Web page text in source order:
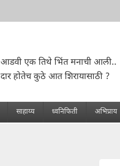
आडवी एक तिथे भिंत मनाची आली..
दार होतेच कुठे आत शिरायासाठी ?
साहाय्य ध्वनिफिती अभिप्राय